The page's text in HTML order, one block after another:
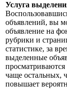
Услуга
объявлений, вы
объявление на
рубрики и
статистике, за
выделенные
просматриваются
чаще остальных,
повышает